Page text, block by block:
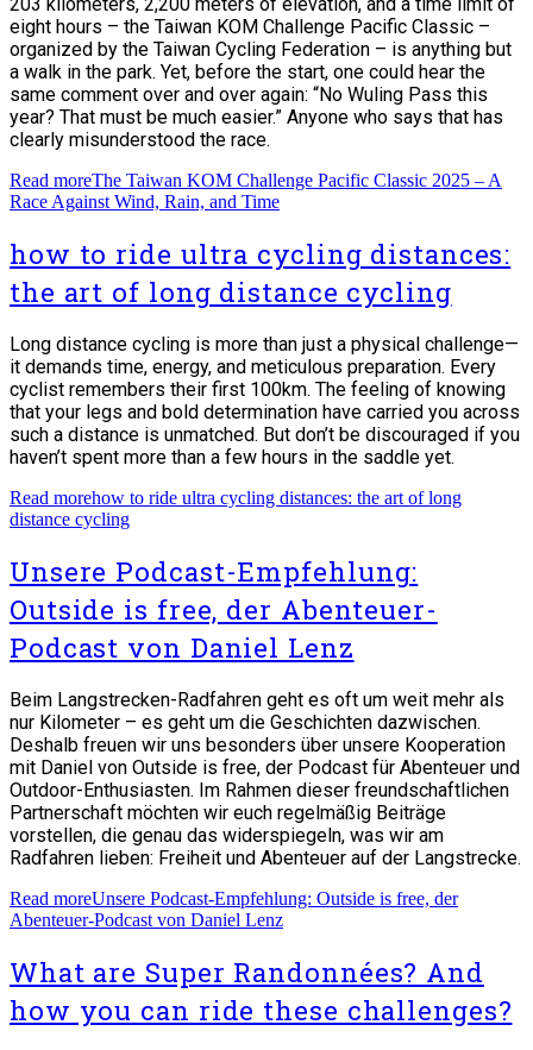
eight hours – the Taiwan KOM Challenge Pacific Classic –
organized by the Taiwan Cycling Federation – is anything but
a walk in the park. Yet, before the start, one could hear the
same comment over and over again: “No Wuling Pass this
year? That must be much easier.” Anyone who says that has
clearly misunderstood the race.
Read moreThe Taiwan KOM Challenge Pacific Classic 2025 – A
Race Against Wind, Rain, and Time
how to ride ultra cycling distances:
the art of long distance cycling
Long distance cycling is more than just a physical challenge—
it demands time, energy, and meticulous preparation. Every
cyclist remembers their first 100km. The feeling of knowing
that your legs and bold determination have carried you across
such a distance is unmatched. But don’t be discouraged if you
haven’t spent more than a few hours in the saddle yet.
Read morehow to ride ultra cycling distances: the art of long
distance cycling
Unsere Podcast-Empfehlung:
Outside is free, der Abenteuer-
Podcast von Daniel Lenz
Beim Langstrecken-Radfahren geht es oft um weit mehr als
nur Kilometer – es geht um die Geschichten dazwischen.
Deshalb freuen wir uns besonders über unsere Kooperation
mit Daniel von Outside is free, der Podcast für Abenteuer und
Outdoor-Enthusiasten. Im Rahmen dieser freundschaftlichen
Partnerschaft möchten wir euch regelmäßig Beiträge
vorstellen, die genau das widerspiegeln, was wir am
Radfahren lieben: Freiheit und Abenteuer auf der Langstrecke.
Read moreUnsere Podcast-Empfehlung: Outside is free, der
Abenteuer-Podcast von Daniel Lenz
What are Super Randonnées? And
how you can ride these challenges?